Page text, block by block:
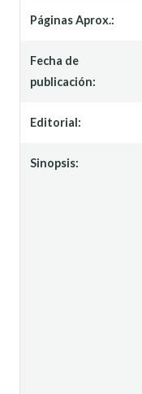
Páginas Aprox.:
Fecha de
publicación:
Editorial:
Sinopsis: